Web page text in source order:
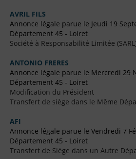
AVRIL FILS
Annonce légale parue le Jeudi 19
Département 45 - Loiret
Société à Responsabilité Limitée
ANTONIO FRERES
Annonce légale parue le Mercredi 29
Département 45 - Loiret
Modification du Président
Transfert de siège dans le Même
AFI
Annonce légale parue le Vendredi 7
Département 45 - Loiret
Transfert de Siège dans un Autre